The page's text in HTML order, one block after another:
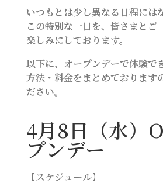
いつもとは少し異なる日程には
この特別な一日を、皆さまとご
楽しみにしております。
以下に、オープンデーで体験で
方法・料金をまとめております
ださい。
4月8日（水）
プンデー
【スケジュール】